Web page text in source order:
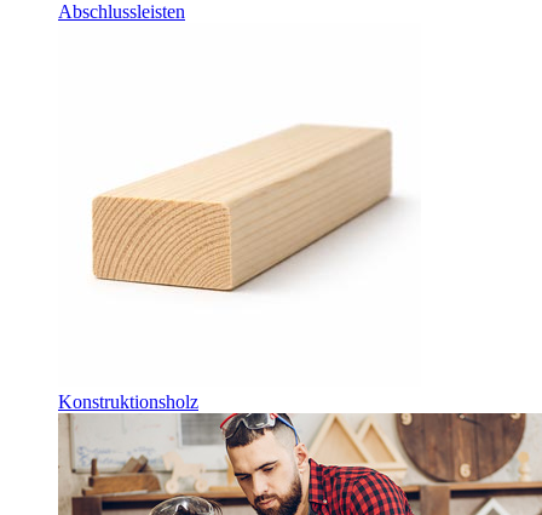
Abschlussleisten
Konstruktionsholz